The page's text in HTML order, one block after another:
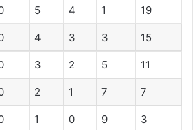
5 4 1 19
4 3 3 15
3 2 5 11
2 1 7 7
1 0 9 3